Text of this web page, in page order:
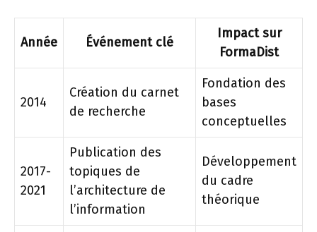
Année Événement clé
Impact sur
FormaDist
2014
Création du carnet
de recherche
Fondation des
bases
conceptuelles
2017-
2021
Publication des
topiques de
l’architecture de
l’information
Développement
du cadre
théorique